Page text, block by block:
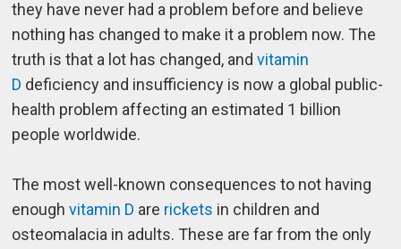
they have never had a problem before and believe
nothing has changed to make it a problem now. The
truth is that a lot has changed, andvitamin
D deficiency and insufficiency is now a global public-
health problem affecting an estimated 1 billion
people worldwide.
The most well-known consequences to not having
enoughvitamin D are rickets in children and
osteomalacia in adults. These are far from the only